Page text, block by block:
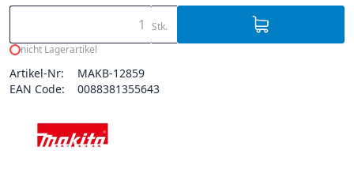
Stk.
nicht Lagerartikel
Artikel-Nr:
MAKB-12859
EAN Code:
0088381355643